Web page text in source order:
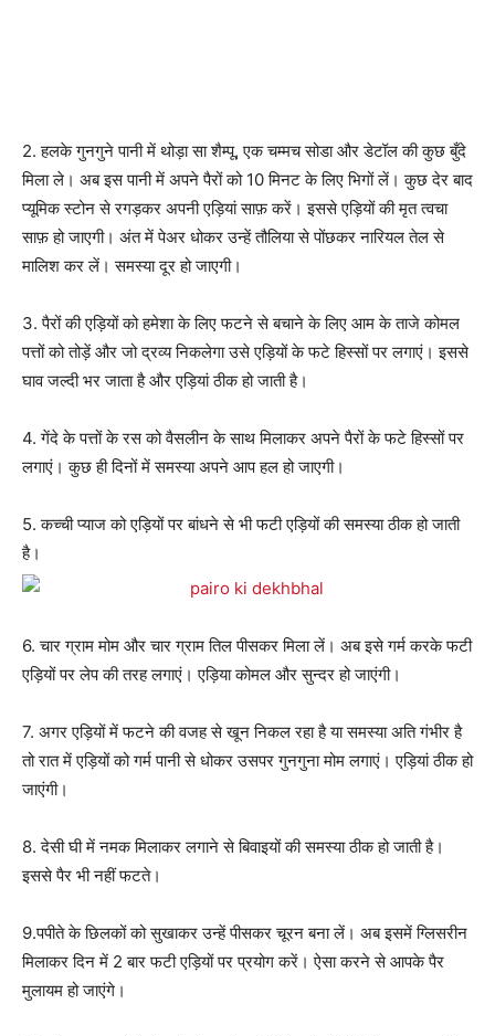
2. हलके गुनगुने पानी में थोड़ा सा शैम्पू, एक चम्मच सोडा और डेटॉल की कुछ बुँदे
मिला ले। अब इस पानी में अपने पैरों को 10 मिनट के लिए भिगों लें। कुछ देर बाद
प्यूमिक स्टोन से रगड़कर अपनी एड़ियां साफ़ करें। इससे एड़ियों की मृत त्वचा
साफ़ हो जाएगी। अंत में पेअर धोकर उन्हें तौलिया से पोंछकर नारियल तेल से
मालिश कर लें। समस्या दूर हो जाएगी।
3. पैरों की एड़ियों को हमेशा के लिए फटने से बचाने के लिए आम के ताजे कोमल
पत्तों को तोड़ें और जो द्रव्य निकलेगा उसे एड़ियों के फटे हिस्सों पर लगाएं। इससे
घाव जल्दी भर जाता है और एड़ियां ठीक हो जाती है।
4. गेंदे के पत्तों के रस को वैसलीन के साथ मिलाकर अपने पैरों के फटे हिस्सों पर
लगाएं। कुछ ही दिनों में समस्या अपने आप हल हो जाएगी।
5. कच्ची प्याज को एड़ियों पर बांधने से भी फटी एड़ियों की समस्या ठीक हो जाती
है।
6. चार ग्राम मोम और चार ग्राम तिल पीसकर मिला लें। अब इसे गर्म करके फटी
एड़ियों पर लेप की तरह लगाएं। एड़िया कोमल और सुन्दर हो जाएंगी।
7. अगर एड़ियों में फटने की वजह से खून निकल रहा है या समस्या अति गंभीर है
तो रात में एड़ियों को गर्म पानी से धोकर उसपर गुनगुना मोम लगाएं। एड़ियां ठीक हो
जाएंगी।
8. देसी घी में नमक मिलाकर लगाने से बिवाइयों की समस्या ठीक हो जाती है।
इससे पैर भी नहीं फटते।
9.पपीते के छिलकों को सुखाकर उन्हें पीसकर चूरन बना लें। अब इसमें ग्लिसरीन
मिलाकर दिन में 2 बार फटी एड़ियों पर प्रयोग करें। ऐसा करने से आपके पैर
मुलायम हो जाएंगे।